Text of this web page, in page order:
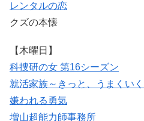
レンタルの恋
クズの本懐
【木曜日】
科捜研の女 第16シーズン
就活家族～きっと、うまくい
嫌われる勇気
増山超能力師事務所